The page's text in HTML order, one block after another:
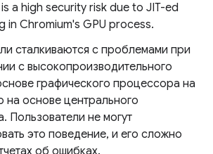
a high security risk due to JIT-ed
in Chromium's GPU process.
сталкиваются с проблемами при
с высокопроизводительного
графического процессора на
на основе центрального
Пользователи не могут
это поведение, и его сложно
об ошибках.